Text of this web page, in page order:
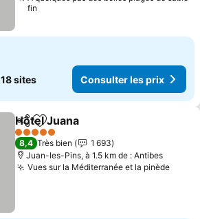
fin
18 sites Consulter les prix
PartagerAjouter à mes favoris
Hôtel Juana
5 Étoiles
8,4 Très bien
1 693
Juan-les-Pins, à 1.5 km de : Antibes
Vues sur la Méditerranée et la pinède